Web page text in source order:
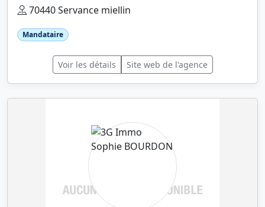
70440 Servance miellin
Mandataire
Voir les détails Site web de l'agence